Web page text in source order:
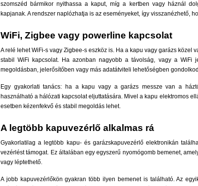
szomszéd bármikor nyithassa a kaput, míg a kertben vagy háznál
kapjanak. A rendszer naplózhatja is az eseményeket, így visszanézhető,
WiFi, Zigbee vagy powerline kapcsolat
A relé lehet WiFi-s vagy Zigbee-s eszköz is. Ha a kapu vagy garázs közel
stabil WiFi kapcsolat. Ha azonban nagyobb a távolság, vagy a WiFi
megoldásban, jelerősítőben vagy más adatátviteli lehetőségben
Egy gyakorlati tanács: ha a kapu vagy a garázs messze van a
használható a hálózati kapcsolat eljuttatására. Mivel a kapu elektromos
esetben kézenfekvő és stabil megoldás lehet.
A legtöbb kapuvezérlő alkalmas rá
Gyakorlatilag a legtöbb kapu- és garázskapuvezérlő elektronikán
vezérlést támogat. Ez általában egy egyszerű nyomógomb bemenet,
vagy léptethető.
A jobb kapuvezérlőkön gyakran több ilyen bemenet is található. Az